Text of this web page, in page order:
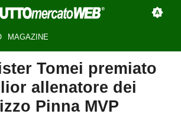
MAGAZINE
Tomei premiato
allenatore dei
Pinna MVP